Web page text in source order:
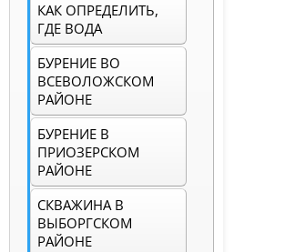
КАК ОПРЕДЕЛИТЬ,
ГДЕ ВОДА
БУРЕНИЕ ВО
ВСЕВОЛОЖСКОМ
РАЙОНЕ
БУРЕНИЕ В
ПРИОЗЕРСКОМ
РАЙОНЕ
СКВАЖИНА В
ВЫБОРГСКОМ
РАЙОНЕ